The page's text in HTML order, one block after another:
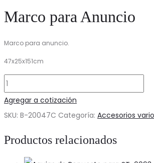
Marco para Anuncio
Marco para anuncio.
47x25x151cm
Marco
para
Anuncio
Agregar a cotización
SKU: B-20047C Categoría: Accesorios
Productos relacionados